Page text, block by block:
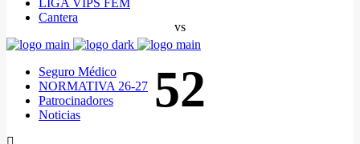
LIGA VIPS FEM
Cantera
Seguro Médico
NORMATIVA 26-27
Patrocinadores
Noticias
vs
52